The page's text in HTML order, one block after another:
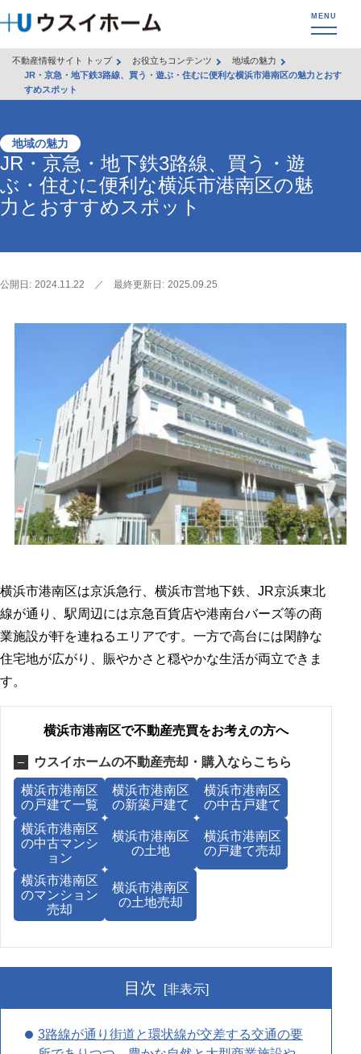
不動産情報サイト トップ お役立ちコンテンツ
地域の魅力
JR・京急・地下鉄3路線、買う・遊ぶ・住むに便利な横浜市港南区の魅力とおす
すめスポット
地域の魅力
JR・京急・地下鉄3路線、買う・遊
ぶ・住むに便利な横浜市港南区の魅
力とおすすめスポット
公開日: 2024.11.22 ／ 最終更新日: 2025.09.25
横浜市港南区は京浜急行、横浜市営地下鉄、JR京浜東北
線が通り、駅周辺には京急百貨店や港南台バーズ等の商
業施設が軒を連ねるエリアです。一方で高台には閑静な
住宅地が広がり、賑やかさと穏やかな生活が両立できま
す。
横浜市港南区で不動産売買をお考えの方へ
ウスイホームの不動産売却・購入ならこちら
横浜市港南区
の戸建て一覧
横浜市港南区
の新築戸建て
横浜市港南区
の中古戸建て
横浜市港南区
の中古マンシ
ョン
横浜市港南区
の土地
横浜市港南区
の戸建て売却
横浜市港南区
のマンション
売却
横浜市港南区
の土地売却
目次 [非表示]
3路線が通り街道と環状線が交差する交通の要